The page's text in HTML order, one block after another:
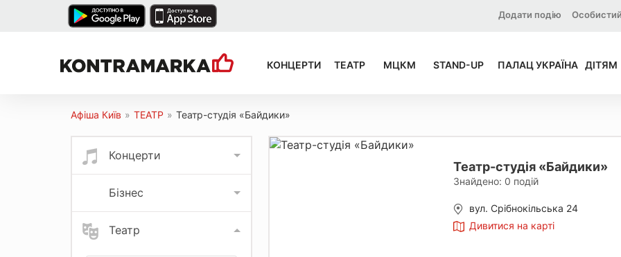
Додати подію
КОНЦЕРТИ ТЕАТР МЦКМ STAND-UP ПАЛАЦ УКРАЇНА ДІТЯМ
Афіша Київ » ТЕАТР » Театр-студія «Байдики»
Концерти
Бізнес
Театр
Театр-студія «Байдики»
Знайдено: 0 подій
вул. Срібнокільська 24
Дивитися на карті